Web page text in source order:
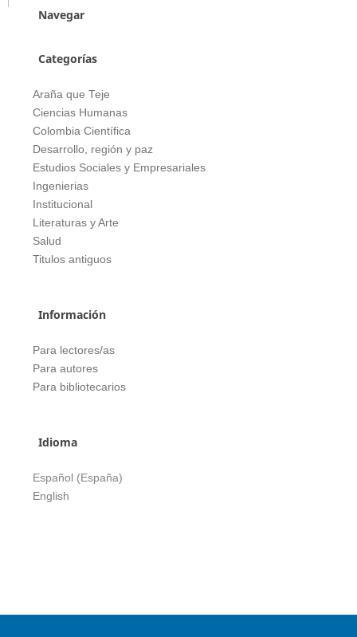
Navegar
Categorías
Araña que Teje
Ciencias Humanas
Colombia Científica
Desarrollo, región y paz
Estudios Sociales y Empresariales
Ingenierias
Institucional
Literaturas y Arte
Salud
Titulos antiguos
Información
Para lectores/as
Para autores
Para bibliotecarios
Idioma
Español (España)
English